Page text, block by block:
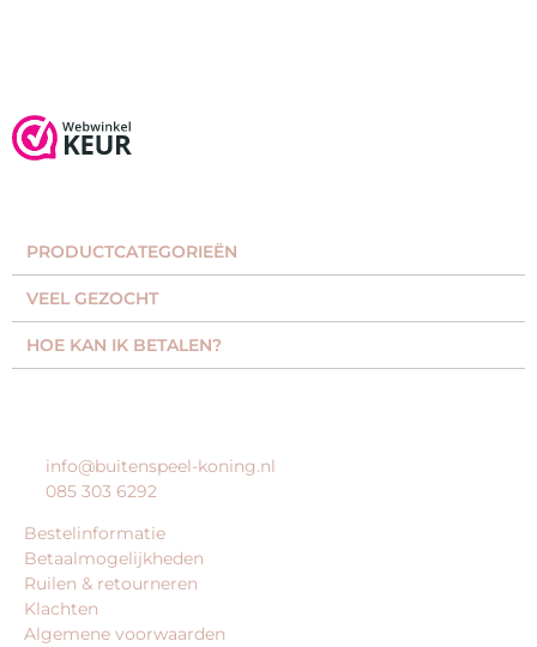
PRODUCTCATEGORIEËN​
VEEL GEZOCHT​
HOE KAN IK BETALEN?
info@buitenspeel-koning.nl
085 303 6292
Bestelinformatie
Betaalmogelijkheden
Ruilen & retourneren
Klachten
Algemene voorwaarden